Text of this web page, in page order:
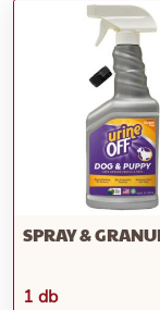
SPRAY &
1 db